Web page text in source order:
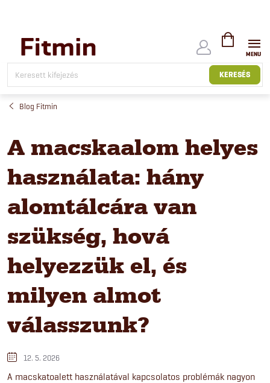
tartalomhoz
KERESÉS
KOSÁR
Blog Fitmin
A macskaalom helyes
használata: hány
alomtálcára van
szükség, hová
helyezzük el, és
milyen almot
válasszunk?
12. 5. 2026
A macskatoalett használatával kapcsolatos problémák nagyon